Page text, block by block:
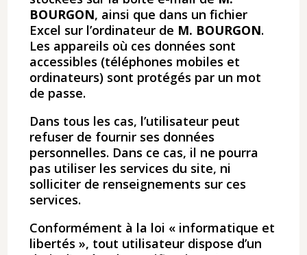
BOURGON, ainsi que dans un fichier
Excel sur l’ordinateur de ​ M. BOURGON​.
Les appareils où ces données sont
accessibles (téléphones mobiles et
ordinateurs) sont protégés par un mot
de passe.
Dans tous les cas, l’utilisateur peut
refuser de fournir ses données
personnelles. Dans ce cas, il ne pourra
pas utiliser les services du site, ni
solliciter de renseignements sur ces
services.
Conformément à la loi « informatique et
libertés », tout utilisateur dispose d’un